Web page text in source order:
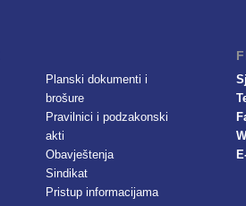
Planski dokumenti i
brošure
Pravilnici i podzakonski
akti
Obavještenja
Sindikat
Pristup informacijama